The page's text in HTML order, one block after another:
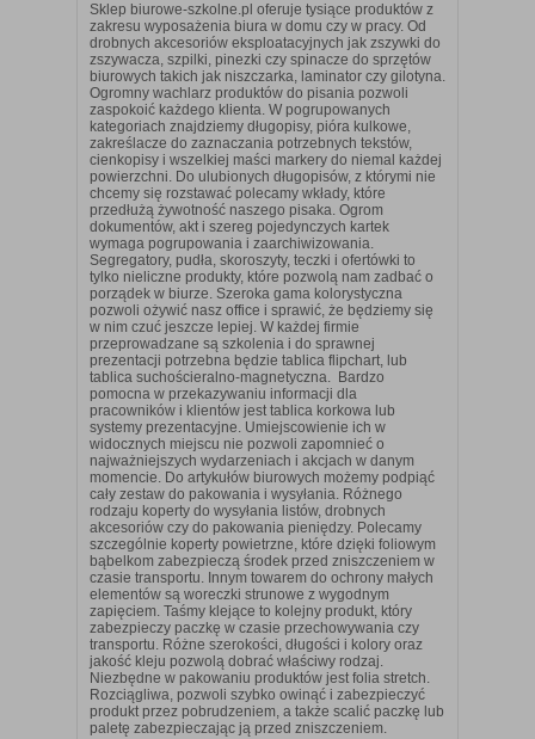
Sklep biurowe-szkolne.pl oferuje tysiące produktów z
zakresu wyposażenia biura w domu czy w pracy. Od
drobnych akcesoriów eksploatacyjnych jak zszywki do
zszywacza, szpilki, pinezki czy spinacze do sprzętów
biurowych takich jak niszczarka, laminator czy gilotyna.
Ogromny wachlarz produktów do pisania pozwoli
zaspokoić każdego klienta. W pogrupowanych
kategoriach znajdziemy długopisy, pióra kulkowe,
zakreślacze do zaznaczania potrzebnych tekstów,
cienkopisy i wszelkiej maści markery do niemal każdej
powierzchni. Do ulubionych długopisów, z którymi nie
chcemy się rozstawać polecamy wkłady, które
przedłużą żywotność naszego pisaka. Ogrom
dokumentów, akt i szereg pojedynczych kartek
wymaga pogrupowania i zaarchiwizowania.
Segregatory, pudła, skoroszyty, teczki i ofertówki to
tylko nieliczne produkty, które pozwolą nam zadbać o
porządek w biurze. Szeroka gama kolorystyczna
pozwoli ożywić nasz office i sprawić, że będziemy się
w nim czuć jeszcze lepiej. W każdej firmie
przeprowadzane są szkolenia i do sprawnej
prezentacji potrzebna będzie tablica flipchart, lub
tablica suchościeralno-magnetyczna. Bardzo
pomocna w przekazywaniu informacji dla
pracowników i klientów jest tablica korkowa lub
systemy prezentacyjne. Umiejscowienie ich w
widocznych miejscu nie pozwoli zapomnieć o
najważniejszych wydarzeniach i akcjach w danym
momencie. Do artykułów biurowych możemy podpiąć
cały zestaw do pakowania i wysyłania. Różnego
rodzaju koperty do wysyłania listów, drobnych
akcesoriów czy do pakowania pieniędzy. Polecamy
szczególnie koperty powietrzne, które dzięki foliowym
bąbelkom zabezpieczą środek przed zniszczeniem w
czasie transportu. Innym towarem do ochrony małych
elementów są woreczki strunowe z wygodnym
zapięciem. Taśmy klejące to kolejny produkt, który
zabezpieczy paczkę w czasie przechowywania czy
transportu. Różne szerokości, długości i kolory oraz
jakość kleju pozwolą dobrać właściwy rodzaj.
Niezbędne w pakowaniu produktów jest folia stretch.
Rozciągliwa, pozwoli szybko owinąć i zabezpieczyć
produkt przez pobrudzeniem, a także scalić paczkę lub
paletę zabezpieczając ją przed zniszczeniem.